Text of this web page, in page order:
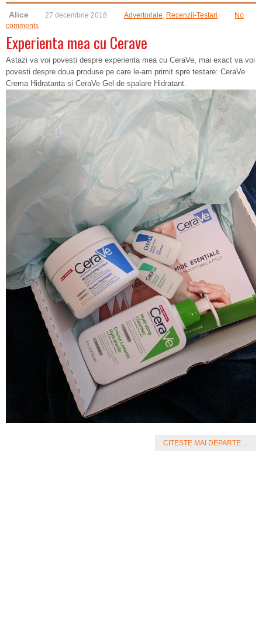
Alice 27 decembrie 2018 Advertoriale, Recenzii-Testari
No
comments
Experienta mea cu Cerave
Astazi va voi povesti despre experienta mea cu CeraVe, mai exact va voi
povesti despre doua produse pe care le-am primit spre testare: CeraVe
Crema Hidratanta si CeraVe Gel de spalare Hidratant.
CITESTE MAI DEPARTE ...